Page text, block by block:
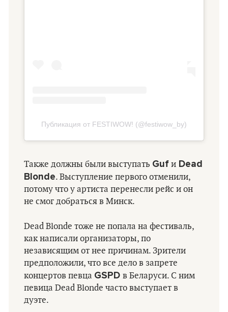
Публикация от FESTIWOW! (@festiwow_by)
Также должны были выступать Guf и Dead
Blonde. Выступление первого отменили,
потому что у артиста перенесли рейс и он
не смог добраться в Минск.
Dead Blonde тоже не попала на фестиваль,
как написали организаторы, по
независящим от нее причинам. Зрители
предположили, что все дело в запрете
концертов певца GSPD в Беларуси. С ним
певица Dead Blonde часто выступает в
дуэте.